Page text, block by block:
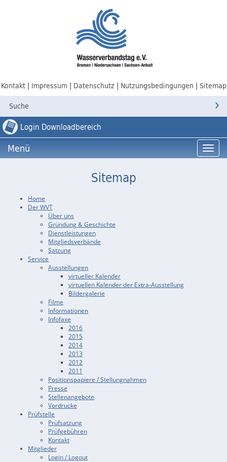
Kontakt Impressum Datenschutz Nutzungsbedingungen Sitemap
Login Downloadbereich
Menü
Menü
Sitemap
Home
Der WVT
Über uns
Gründung & Geschichte
Dienstleistungen
Mitgliedsverbände
Satzung
Service
Ausstellungen
virtueller Kalender
virtuellen Kalender der Extra-Ausstellung
Bildergalerie
Filme
Informationen
Infofaxe
2016
2015
2014
2013
2012
2011
Positionspapiere / Stellungnahmen
Presse
Stellenangebote
Vordrucke
Prüfstelle
Prüfsatzung
Prüfgebühren
Kontakt
Mitglieder
Login / Logout